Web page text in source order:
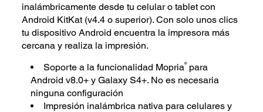
inalámbricamente desde tu celular o tablet con
Android KitKat (v4.4 o superior). Con solo unos clics
tu dispositivo Android encuentra la impresora más
cercana y realiza la impresión.
Soporte a la funcionalidad Mopria®para
Android v8.0+ y Galaxy S4+. No es necesaria
ninguna configuración
Impresión inalámbrica nativa para celulares y